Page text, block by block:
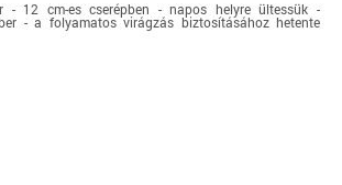
- 12 cm-es cserépben - napos helyre ültessük -
- a folyamatos virágzás biztosításához hetente